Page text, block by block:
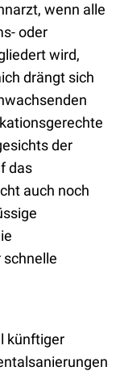
wenn alle
oder
wird,
drängt sich
der
das
auch noch
künftiger